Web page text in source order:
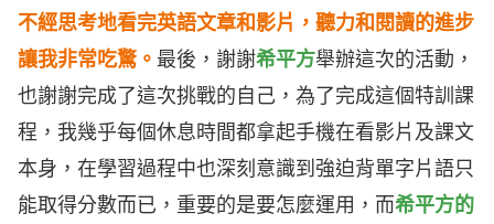
不經思考地看完英語文章和影片，聽力和閱讀的進步
讓我非常吃驚。 最後，謝謝希平方舉辦這次的活動，
也謝謝完成了這次挑戰的自己，為了完成這個特訓課
程，我幾乎每個休息時間都拿起手機在看影片及課文
本身，在學習過程中也深刻意識到強迫背單字片語只
能取得分數而已，重要的是要怎麼運用，而希平方的